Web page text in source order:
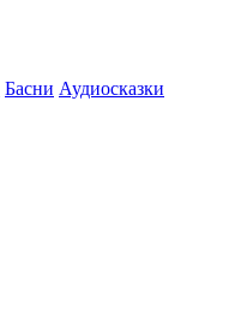
Басни Аудиосказки